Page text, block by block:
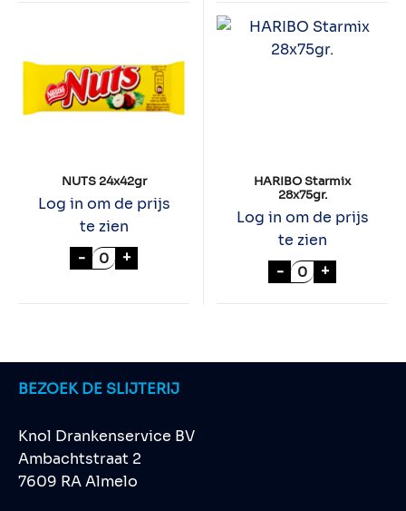
NUTS 24x42gr
Log in om de prijs
te zien
- NUTS 24x42gr aantal
+
HARIBO Starmix
28x75gr.
Log in om de prijs
te zien
- HARIBO
+
BEZOEK DE SLIJTERIJ
Knol Drankenservice BV
Ambachtstraat 2
7609 RA Almelo